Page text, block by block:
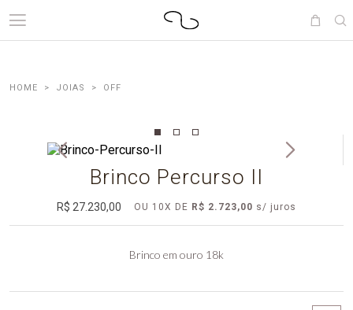
JOIAS OFF
Brinco Percurso II
R$ 27.230,00 OU 10X DE R$ 2.723,00
Brinco em ouro 18k